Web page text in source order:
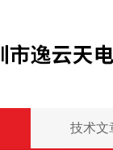
技术文